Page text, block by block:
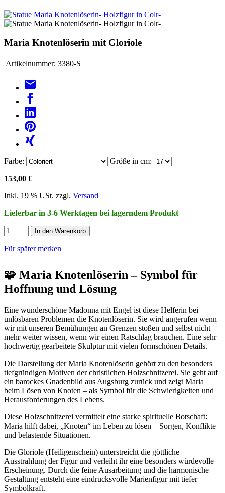
Maria Knotenlöserin mit Gloriole
Artikelnummer: 3380-S
Farbe: Größe in cm:
153,00 €
Inkl. 19 % USt. zzgl. Versand
Lieferbar in 3-6 Werktagen bei lagerndem Produkt
In den Warenkorb
Für später merken
🧩 Maria Knotenlöserin – Symbol für
Hoffnung und Lösung
Eine wunderschöne Madonna mit Engel ist diese Helferin bei
unlösbaren Problemen die Knotenlöserin. Sie wird angerufen wenn
wir mit unseren Bemühungen an Grenzen stoßen und selbst nicht
mehr weiter wissen, wenn wir einen Ratschlag brauchen. Eine sehr
hochwertig gearbeitete Skulptur mit vielen formschönen Details.
Die Darstellung der Maria Knotenlöserin gehört zu den besonders
tiefgründigen Motiven der christlichen Holzschnitzerei. Sie geht auf
ein barockes Gnadenbild aus Augsburg zurück und zeigt Maria
beim Lösen von Knoten – als Symbol für die Schwierigkeiten und
Herausforderungen des Lebens.
Diese Holzschnitzerei vermittelt eine starke spirituelle Botschaft:
Maria hilft dabei, „Knoten“ im Leben zu lösen – Sorgen, Konflikte
und belastende Situationen.
Die Gloriole (Heiligenschein) unterstreicht die göttliche
Ausstrahlung der Figur und verleiht ihr eine besonders würdevolle
Erscheinung. Durch die feine Ausarbeitung und die harmonische
Gestaltung entsteht eine eindrucksvolle Marienfigur mit tiefer
Symbolkraft.